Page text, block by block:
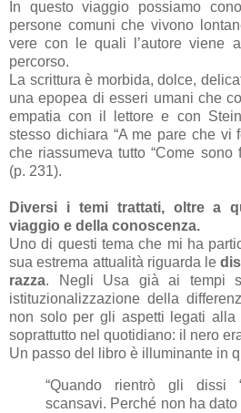
In questo viaggio possiamo
persone comuni che vivono
vere con le quali l’autore viene
percorso.
La scrittura è morbida, dolce,
una epopea di esseri umani che
empatia con il lettore e con
stesso dichiara “A me pare che vi
che riassumeva tutto “Come sono
(p. 231).
Diversi i temi trattati, oltre a
viaggio e della conoscenza.
Uno di questi tema che mi ha
sua estrema attualità riguarda le
razza. Negli Usa già ai tempi
istituzionalizzazione della
non solo per gli aspetti legati
soprattutto nel quotidiano: il nero
Un passo del libro è illuminante in
“Quando rientrò gli dissi
scansavi. Perché non ha